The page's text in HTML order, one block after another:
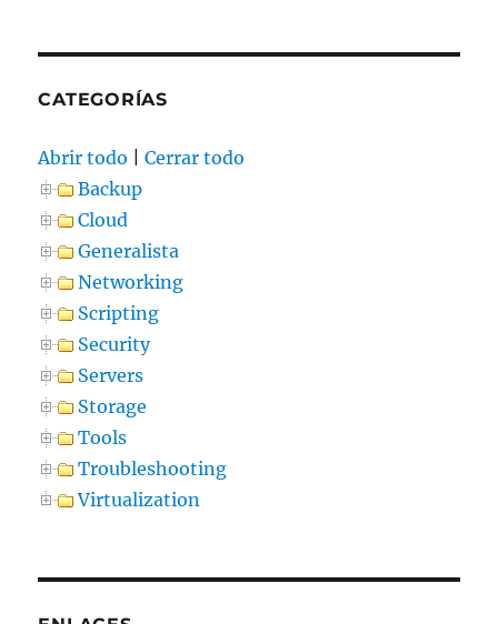
CATEGORÍAS
Abrir todo |Cerrar todo
Backup
Cloud
Generalista
Networking
Scripting
Security
Servers
Storage
Tools
Troubleshooting
Virtualization